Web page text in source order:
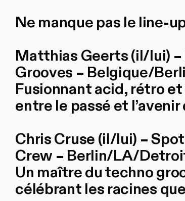
Ne manque pas le line-
Matthias Geerts (il/lui)
Grooves – Belgique/
Fusionnant acid, rétro
entre le passé et
Chris Cruse (il/lui) –
Crew – Berlin/LA/
Un maître du techno
célébrant les racines